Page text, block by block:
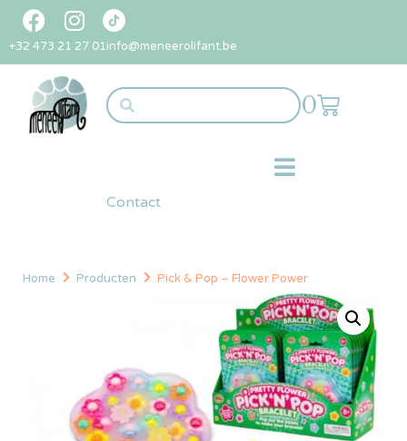
+32 473 21 27 01info@meneerolifant.be
0
Contact
Home Producten Pick & Pop – Flower Power